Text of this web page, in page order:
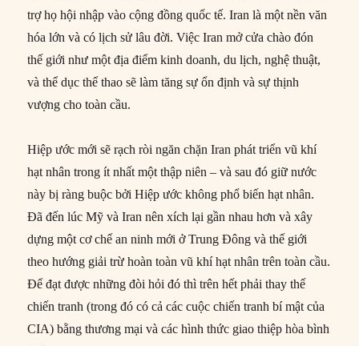
trợ họ hội nhập vào cộng đồng quốc tế. Iran là một nền văn
hóa lớn và có lịch sử lâu đời. Việc Iran mở cửa chào đón
thế giới như một địa điểm kinh doanh, du lịch, nghệ thuật,
và thể dục thể thao sẽ làm tăng sự ổn định và sự thịnh
vượng cho toàn cầu.
Hiệp ước mới sẽ rạch ròi ngăn chặn Iran phát triển vũ khí
hạt nhân trong ít nhất một thập niên – và sau đó giữ nước
này bị ràng buộc bởi Hiệp ước không phổ biến hạt nhân.
Đã đến lúc Mỹ và Iran nên xích lại gần nhau hơn và xây
dựng một cơ chế an ninh mới ở Trung Đông và thế giới
theo hướng giải trừ hoàn toàn vũ khí hạt nhân trên toàn cầu.
Để đạt được những đòi hỏi đó thì trên hết phải thay thế
chiến tranh (trong đó có cả các cuộc chiến tranh bí mật của
CIA) bằng thương mại và các hình thức giao thiệp hòa bình